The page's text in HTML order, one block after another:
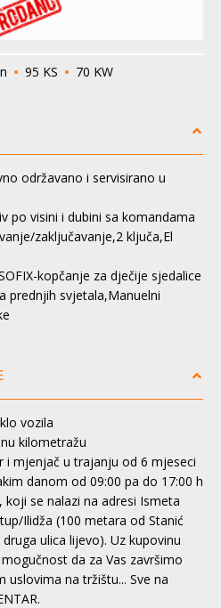
95 KS 70 KW
održavano i servisirano u
po visini i dubini sa komandama
zaključavanje,2 ključa,El
kopčanje za dječije sjedalice
prednjih svjetala,Manuelni
vozila
kilometražu
i mjenjač u trajanju od 6 mjeseci
danom od 09:00 pa do 17:00 h
se nalazi na adresi Ismeta
Ilidža (100 metara od Stanić
ulica lijevo). Uz kupovinu
da za Vas završimo
na tržištu... Sve na